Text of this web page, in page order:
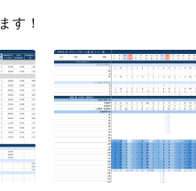
す！